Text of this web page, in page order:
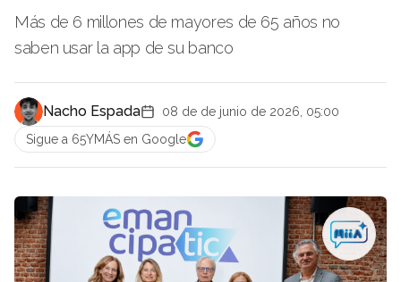
Más de 6 millones de mayores de 65 años no
saben usar la app de su banco
Nacho Espada
08 de de junio de 2026, 05:00
Sigue a 65YMÁS en Google